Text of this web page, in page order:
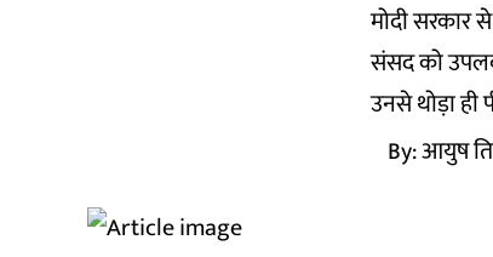
मोदी सरकार
संसद को
उनसे थोड़ा ही
By:आयुष